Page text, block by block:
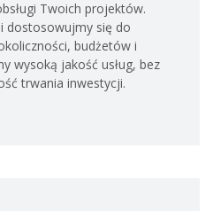
Twoich projektów.
dostosowujmy się do
budżetów i
wysoką jakość usług, bez
trwania inwestycji.